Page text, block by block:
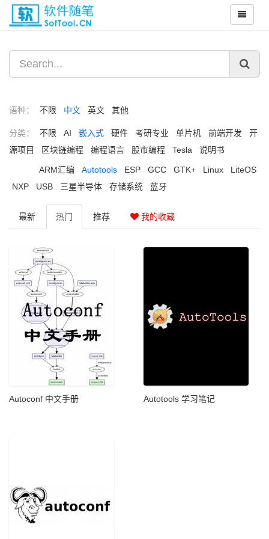
语种： 不限 中文 英文 其他
分类： 不限 AI 嵌入式 硬件 考研专业 单片机 前端开发
开
源项目
区块链编程 编程语言 股市编程 Tesla 说明书
ARM汇编 Autotools ESP GCC GTK+ Linux
LiteOS
NXP
USB 三星半导体 存储系统 蓝牙
最新 热门 推荐 我的收藏
Autoconf 中文手册 Autotools 学习笔记